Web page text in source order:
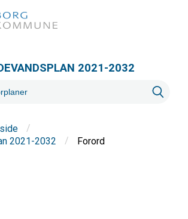
2021-2032
/
2021-2032
/ Forord